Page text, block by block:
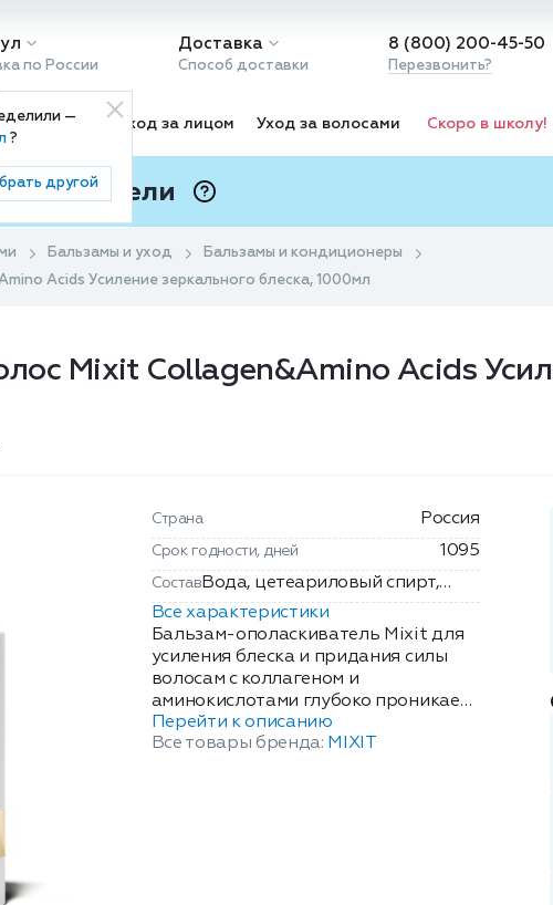
по России
—
?
другой
Доставка
Способ доставки
8 (800) 200-45-50
Перезвонить?
косметика Уход за лицом Уход за волосами Скоро в школу!
с Подели
Бальзамы и уход
Бальзамы и кондиционеры
Acids Усиление зеркального блеска, 1000мл
Mixit Collagen&Amino Acids
Страна Россия
Срок годности, дней 1095
Состав Вода, цетеариловый спирт,
цетримониум хлорид,
бегентримониум хлорид,
диметикон, пропиленгликоль,
изопропилпальмитат, масло
макадамии, гуар
гидроксипропилтримониум
хлорид,
Все характеристики
Бальзам-ополаскиватель Mixit для
усиления блеска и придания силы
волосам с коллагеном и
аминокислотами глубоко проникает
в клеточную структуру, усиливает
здоровое сияние и укрепляет
Перейти к описанию
Все товары бренда: MIXIT